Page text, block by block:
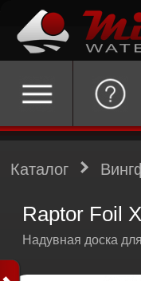
Каталог
Raptor Foil
Надувная доска